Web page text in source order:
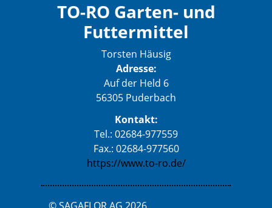
TO-RO Garten- und
Futtermittel
Torsten Häusig
Adresse:
Auf der Held 6
56305 Puderbach
Kontakt:
Tel.: 02684-977559
Fax.: 02684-977560
https://www.to-ro.de/